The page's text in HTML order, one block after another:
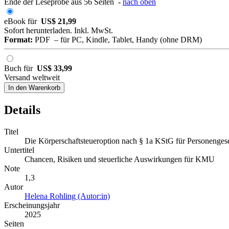
Ende der Leseprobe aus 56 Seiten - nach oben
eBook für US$ 21,99
Sofort herunterladen. Inkl. MwSt.
Format: PDF – für PC, Kindle, Tablet, Handy (ohne DRM)
Buch für US$ 33,99
Versand weltweit
In den Warenkorb
Details
Titel
Die Körperschaftsteueroption nach § 1a KStG für
Untertitel
Chancen, Risiken und steuerliche Auswirkungen für KMU
Note
1,3
Autor
Helena Rohling (Autor:in)
Erscheinungsjahr
2025
Seiten